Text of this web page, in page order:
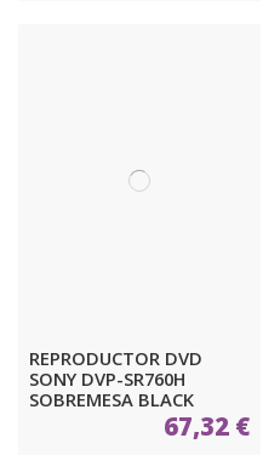
REPRODUCTOR DVD
SONY DVP-SR760H
SOBREMESA BLACK
67,32 €